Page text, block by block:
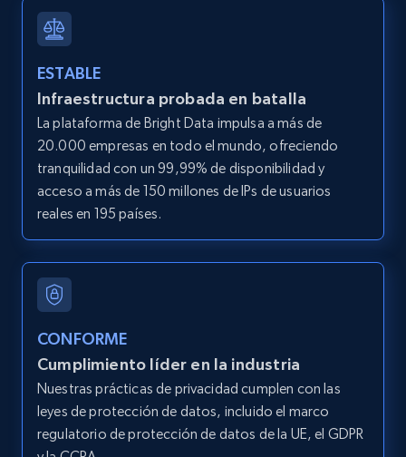
LinkedIn posts
URL, ID, User id, Use url, Title, Headline, Post
text, Date posted, and more.
11.3K+ 1.5K+ Prueba gratuita
LinkedIn posts - Discover user's articles by
URL
URL, ID, User id, Use url, Title, Headline, Post
text, Date posted, and more.
11.3K+ 1.5K+ Prueba gratuita
ESTABLE
Infraestructura probada en batalla
La plataforma de Bright Data impulsa a más de
20.000 empresas en todo el mundo, ofreciendo
tranquilidad con un 99,99% de disponibilidad y
acceso a más de 150 millones de IPs de usuarios
reales en 195 países.
CONFORME
Cumplimiento líder en la industria
Nuestras prácticas de privacidad cumplen con las
leyes de protección de datos, incluido el marco
regulatorio de protección de datos de la UE, el GDPR